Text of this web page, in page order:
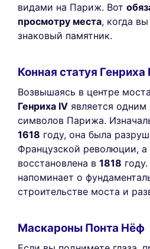
видами на Париж. Вот
просмотру места, когда
знаковый памятник.
Конная статуя Генриха
Возвышаясь в центре
Генриха IV является одним
символов Парижа.
1618 году, она была
Французской революции, а
восстановлена в 1818
напоминает о
строительстве моста и
Маскароны Понта Нёф